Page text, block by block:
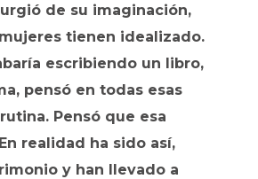
de su imaginación,
tienen idealizado.
escribiendo un libro,
pensó en todas esas
Pensó que esa
realidad ha sido así,
y han llevado a